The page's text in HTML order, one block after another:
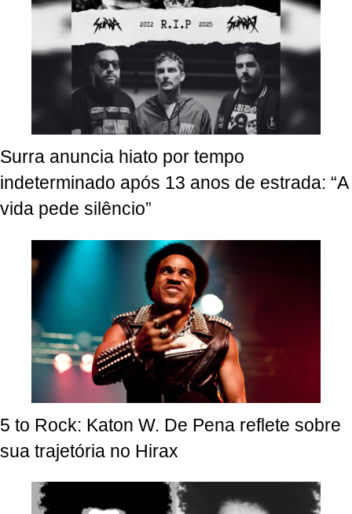
Surra anuncia hiato por tempo
indeterminado após 13 anos de estrada: “A
vida pede silêncio”
5 to Rock: Katon W. De Pena reflete sobre
sua trajetória no Hirax